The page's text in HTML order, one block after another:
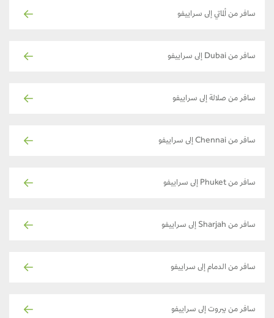
سافر من ألماتي إلى سراييفو
سافر من Dubai إلى سراييفو
سافر من صلالة إلى سراييفو
سافر من Chennai إلى سراييفو
سافر من Phuket إلى سراييفو
سافر من Sharjah إلى سراييفو
سافر من الدمام إلى سراييفو
سافر من بيروت إلى سراييفو